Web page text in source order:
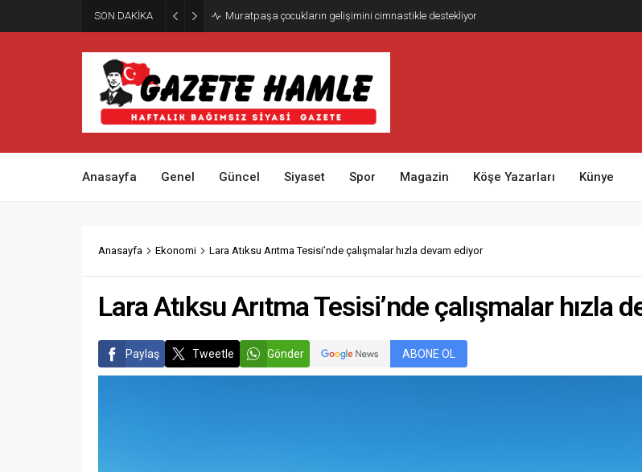
SON DAKİKA Muratpaşa çocukların gelişimini cimnastikle destekliyor
Anasayfa Genel Güncel Siyaset Spor Magazin Köşe Yazarları Künye
Anasayfa Ekonomi Lara Atıksu Arıtma Tesisi’nde çalışmalar hızla devam ediyor
Lara Atıksu Arıtma Tesisi’nde çalışmalar hızla
Paylaş Tweetle Gönder ABONE OL